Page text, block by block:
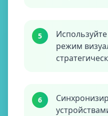
5
режим
6